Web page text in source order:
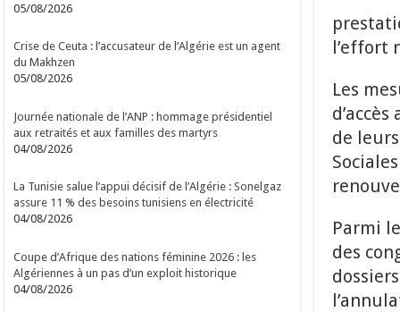
l’effort
Les
de
Parmi
des
05/08/2026
Crise de Ceuta : l’accusateur de l’Algérie est un agent
du Makhzen
05/08/2026
Journée nationale de l’ANP : hommage présidentiel
aux retraités et aux familles des martyrs
04/08/2026
La Tunisie salue l’appui décisif de l’Algérie : Sonelgaz
assure 11 % des besoins tunisiens en électricité
04/08/2026
Coupe d’Afrique des nations féminine 2026 : les
Algériennes à un pas d’un exploit historique
04/08/2026